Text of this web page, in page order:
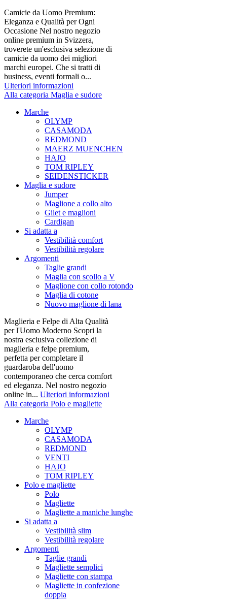
Camicie da Uomo Premium:
Eleganza e Qualità per Ogni
Occasione Nel nostro negozio
online premium in Svizzera,
troverete un'esclusiva selezione di
camicie da uomo dei migliori
marchi europei. Che si tratti di
business, eventi formali o...
Ulteriori informazioni
Alla categoria Maglia e sudore
Marche
OLYMP
CASAMODA
REDMOND
MAERZ MUENCHEN
HAJO
TOM RIPLEY
SEIDENSTICKER
Maglia e sudore
Jumper
Maglione a collo alto
Gilet e maglioni
Cardigan
Si adatta a
Vestibilità comfort
Vestibilità regolare
Argomenti
Taglie grandi
Maglia con scollo a V
Maglione con collo rotondo
Maglia di cotone
Nuovo maglione di lana
Maglieria e Felpe di Alta Qualità
per l'Uomo Moderno Scopri la
nostra esclusiva collezione di
maglieria e felpe premium,
perfetta per completare il
guardaroba dell'uomo
contemporaneo che cerca comfort
ed eleganza. Nel nostro negozio
online in... Ulteriori informazioni
Alla categoria Polo e magliette
Marche
OLYMP
CASAMODA
REDMOND
VENTI
HAJO
TOM RIPLEY
Polo e magliette
Polo
Magliette
Magliette a maniche lunghe
Si adatta a
Vestibilità slim
Vestibilità regolare
Argomenti
Taglie grandi
Magliette semplici
Magliette con stampa
Magliette in confezione
doppia